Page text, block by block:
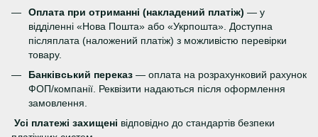
Оплата при отриманні (накладений платіж) — у
відділенні «Нова Пошта» або «Укрпошта». Доступна
післяплата (наложений платіж) з можливістю перевірки
товару.
Банківський переказ — оплата на розрахунковий рахунок
ФОП/компанії. Реквізити надаються після оформлення
замовлення.
Усі платежі захищені відповідно до стандартів безпеки